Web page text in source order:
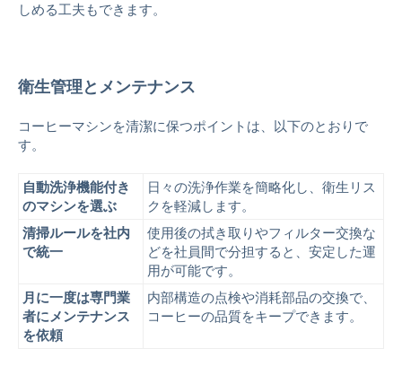
しめる工夫もできます。
衛生管理とメンテナンス
コーヒーマシンを清潔に保つポイントは、以下のとおりで
す。
自動洗浄機能付き
のマシンを選ぶ
日々の洗浄作業を簡略化し、衛生リス
クを軽減します。
清掃ルールを社内
で統一
使用後の拭き取りやフィルター交換な
どを社員間で分担すると、安定した運
用が可能です。
月に一度は専門業
者にメンテナンス
を依頼
内部構造の点検や消耗部品の交換で、
コーヒーの品質をキープできます。